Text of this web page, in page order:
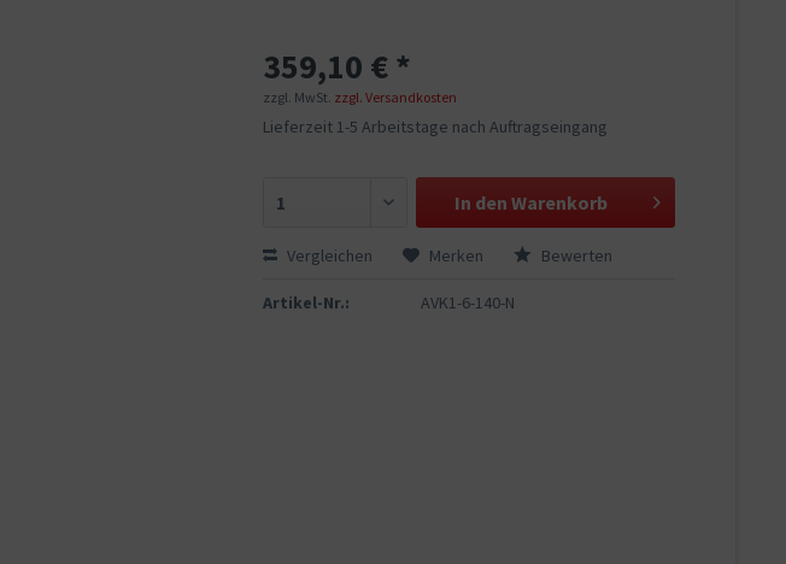
359,10 € *
zzgl. MwSt. zzgl. Versandkosten
Lieferzeit 1-5 Arbeitstage nach Auftragseingang
In den Warenkorb
Vergleichen Merken Bewerten
Artikel-Nr.: AVK1-6-140-N